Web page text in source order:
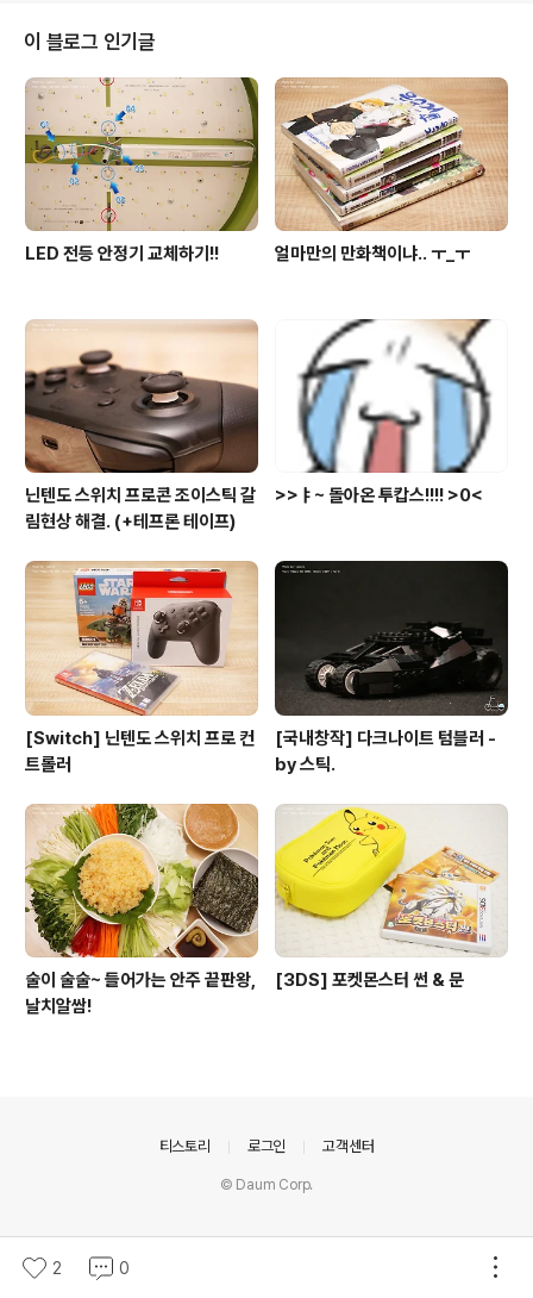
스 하나와 스티커 한장. 두가지 망토가 다른 형태입니다.슈
퍼맨의 붉은 망토는 최근 바뀌고 있는 부드러운 재질이고,
배트맨 회색 망토는 예전의 뻣뻣한 재질. 아머에 가려지는
배트맨의 프린팅 퀄리티가 너무 좋습니다. 거의 현존 배트
맨 중 최상 수준. 헤드부위는 얼굴 살색을 제외하고 야..
이 블로그 인기글
LED 전등 안정기 교체하기!! 얼마만의 만화책이냐.. ㅜ_ㅜ
닌텐도 스위치 프로콘 조이스틱 갈
림현상 해결. (+테프론 테이프)
>>ㅑ~ 돌아온 투캅스!!!! >0<
[Switch] 닌텐도 스위치 프로 컨
트롤러
[국내창작] 다크나이트 텀블러 -
by 스틱.
술이 술술~ 들어가는 안주 끝판왕,
날치알쌈!
[3DS] 포켓몬스터 썬 & 문
2 0
티스토리 로그인 고객센터
© Daum Corp.